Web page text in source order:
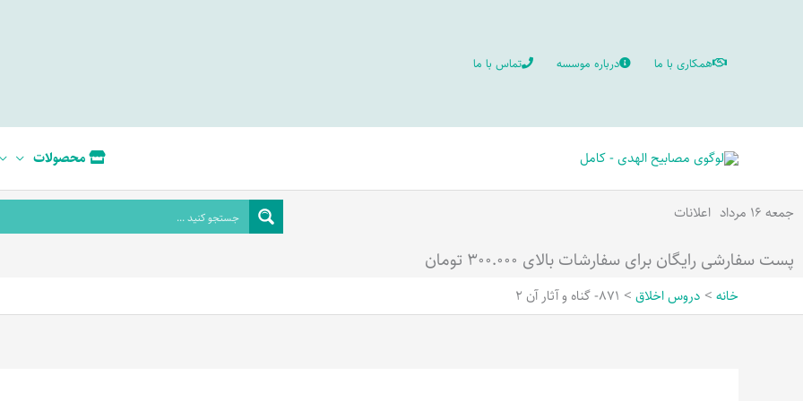
همکاری با ما درباره موسسه تماس با ما
محصولات
جمعه ۱۶ مرداد اعلانات
پست سفارشی رایگان برای سفارشات بالای ۳۰۰.۰۰۰ تومان
خانه دروس اخلاق 871- گناه و آثار آن 2